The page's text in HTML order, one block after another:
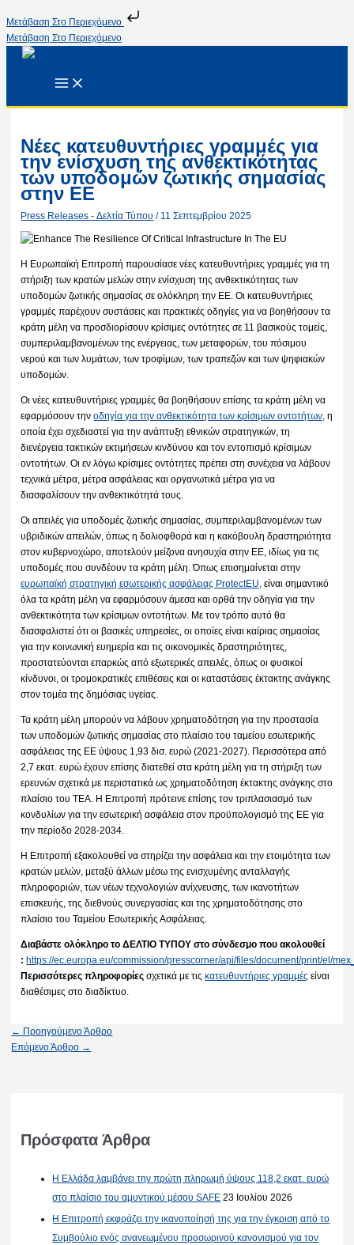
Μετάβαση Στο Περιεχόμενο
Μετάβαση Στο Περιεχόμενο
Νέες κατευθυντήριες γραμμές για
την ενίσχυση της ανθεκτικότητας
των υποδομών ζωτικής σημασίας
στην ΕΕ
Press Releases - Δελτία Τύπου / 11 Σεπτεμβρίου 2025
Η Ευρωπαϊκή Επιτροπή παρουσίασε νέες κατευθυντήριες γραμμές για τη
στήριξη των κρατών μελών στην ενίσχυση της ανθεκτικότητας των
υποδομών ζωτικής σημασίας σε ολόκληρη την ΕΕ. Οι κατευθυντήριες
γραμμές παρέχουν συστάσεις και πρακτικές οδηγίες για να βοηθήσουν τα
κράτη μέλη να προσδιορίσουν κρίσιμες οντότητες σε 11 βασικούς τομείς,
συμπεριλαμβανομένων της ενέργειας, των μεταφορών, του πόσιμου
νερού και των λυμάτων, των τροφίμων, των τραπεζών και των ψηφιακών
υποδομών.
Οι νέες κατευθυντήριες γραμμές θα βοηθήσουν επίσης τα κράτη μέλη να
εφαρμόσουν τηνοδηγία για την ανθεκτικότητα των κρίσιμων οντοτήτων, η
οποία έχει σχεδιαστεί για την ανάπτυξη εθνικών στρατηγικών, τη
διενέργεια τακτικών εκτιμήσεων κινδύνου και τον εντοπισμό κρίσιμων
οντοτήτων. Οι εν λόγω κρίσιμες οντότητες πρέπει στη συνέχεια να λάβουν
τεχνικά μέτρα, μέτρα ασφάλειας και οργανωτικά μέτρα για να
διασφαλίσουν την ανθεκτικότητά τους.
Οι απειλές για υποδομές ζωτικής σημασίας, συμπεριλαμβανομένων των
υβριδικών απειλών, όπως η δολιοφθορά και η κακόβουλη δραστηριότητα
στον κυβερνοχώρο, αποτελούν μείζονα ανησυχία στην ΕΕ, ιδίως για τις
υποδομές που συνδέουν τα κράτη μέλη. Όπως επισημαίνεται στην
ευρωπαϊκή στρατηγική εσωτερικής ασφάλειας ProtectEU, είναι σημαντικό
όλα τα κράτη μέλη να εφαρμόσουν άμεσα και ορθά την οδηγία για την
ανθεκτικότητα των κρίσιμων οντοτήτων. Με τον τρόπο αυτό θα
διασφαλιστεί ότι οι βασικές υπηρεσίες, οι οποίες είναι καίριας σημασίας
για την κοινωνική ευημερία και τις οικονομικές δραστηριότητες,
προστατεύονται επαρκώς από εξωτερικές απειλές, όπως οι φυσικοί
κίνδυνοι, οι τρομοκρατικές επιθέσεις και οι καταστάσεις έκτακτης ανάγκης
στον τομέα της δημόσιας υγείας.
Τα κράτη μέλη μπορούν να λάβουν χρηματοδότηση για την προστασία
των υποδομών ζωτικής σημασίας στο πλαίσιο του ταμείου εσωτερικής
ασφάλειας της ΕΕ ύψους 1,93 δισ. ευρώ (2021-2027). Περισσότερα από
2,7 εκατ. ευρώ έχουν επίσης διατεθεί στα κράτη μέλη για τη στήριξη των
ερευνών σχετικά με περιστατικά ως χρηματοδότηση έκτακτης ανάγκης στο
πλαίσιο του ΤΕΑ. Η Επιτροπή πρότεινε επίσης τον τριπλασιασμό των
κονδυλίων για την εσωτερική ασφάλεια στον προϋπολογισμό της ΕΕ για
την περίοδο 2028-2034.
Η Επιτροπή εξακολουθεί να στηρίζει την ασφάλεια και την ετοιμότητα των
κρατών μελών, μεταξύ άλλων μέσω της ενισχυμένης ανταλλαγής
πληροφοριών, των νέων τεχνολογιών ανίχνευσης, των ικανοτήτων
επισκευής, της διεθνούς συνεργασίας και της χρηματοδότησης στο
πλαίσιο του Ταμείου Εσωτερικής Ασφάλειας.
Διαβάστε ολόκληρο το ΔΕΛΤΙΟ ΤΥΠΟΥ στο σύνδεσμο που ακολουθεί
: https://ec.europa.eu/commission/presscorner/api/files/document/print/el/
Περισσότερες πληροφορίες σχετικά με τιςκατευθυντήριες γραμμές είναι
διαθέσιμες στο διαδίκτυο.
← Προηγούμενο Άρθρο
Επόμενο Άρθρο →
Πρόσφατα Άρθρα
Η Ελλάδα λαμβάνει την πρώτη πληρωμή ύψους 118,2 εκατ. ευρώ
στο πλαίσιο του αμυντικού μέσου SAFE 23 Ιουλίου 2026
Η Επιτροπή εκφράζει την ικανοποίησή της για την έγκριση από το
Συμβούλιο ενός ανανεωμένου προσωρινού κανονισμού για τον